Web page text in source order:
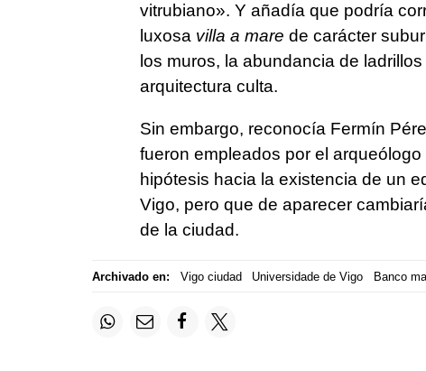
vitrubiano». Y añadía que podría
luxosa villa a mare de carácter
los muros, la abundancia de
arquitectura culta.
Sin embargo, reconocía Fermín
fueron empleados por el
hipótesis hacia la existencia de un
Vigo, pero que de aparecer
de la ciudad.
Archivado en: Vigo ciudad Universidade de Vigo Banco